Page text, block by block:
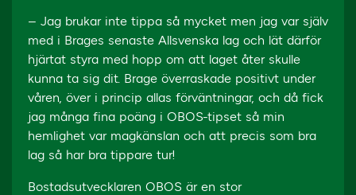
– Jag brukar inte tippa så mycket men jag var själv
med i Brages senaste Allsvenska lag och lät därför
hjärtat styra med hopp om att laget åter skulle
kunna ta sig dit. Brage överraskade positivt under
våren, över i princip allas förväntningar, och då fick
jag många fina poäng i OBOS-tipset så min
hemlighet var magkänslan och att precis som bra
lag så har bra tippare tur!
Bostadsutvecklaren OBOS är en stor